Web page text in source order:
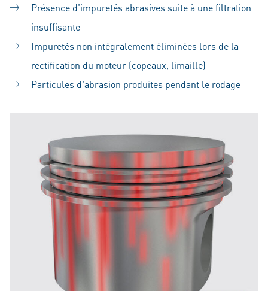
Présence d'impuretés abrasives suite à une filtration
insuffisante
Impuretés non intégralement éliminées lors de la
rectification du moteur (copeaux, limaille)
Particules d'abrasion produites pendant le rodage